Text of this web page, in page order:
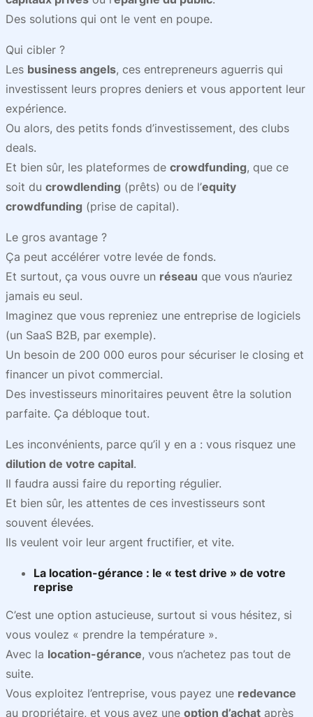
Des solutions qui ont le vent en poupe.
Qui cibler ?
Les business angels, ces entrepreneurs aguerris qui
investissent leurs propres deniers et vous apportent leur
expérience.
Ou alors, des petits fonds d’investissement, des clubs
deals.
Et bien sûr, les plateformes de crowdfunding, que ce
soit du crowdlending (prêts) ou de l’equity
crowdfunding (prise de capital).
Le gros avantage ?
Ça peut accélérer votre levée de fonds.
Et surtout, ça vous ouvre un réseau que vous n’auriez
jamais eu seul.
Imaginez que vous repreniez une entreprise de logiciels
(un SaaS B2B, par exemple).
Un besoin de 200 000 euros pour sécuriser le closing et
financer un pivot commercial.
Des investisseurs minoritaires peuvent être la solution
parfaite. Ça débloque tout.
Les inconvénients, parce qu’il y en a : vous risquez une
dilution de votre capital.
Il faudra aussi faire du reporting régulier.
Et bien sûr, les attentes de ces investisseurs sont
souvent élevées.
Ils veulent voir leur argent fructifier, et vite.
La location-gérance : le « test drive » de votre
reprise
C’est une option astucieuse, surtout si vous hésitez, si
vous voulez « prendre la température ».
Avec la location-gérance, vous n’achetez pas tout de
suite.
Vous exploitez l’entreprise, vous payez une redevance
au propriétaire, et vous avez une option d’achat après